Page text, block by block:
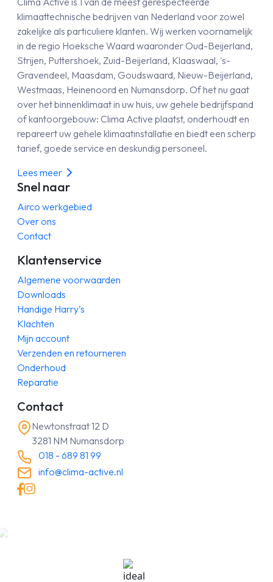
klimaattechnische bedrijven van Nederland voor zowel
zakelijke als particuliere klanten. Wij werken voornamelijk
in de regio Hoeksche Waard waaronder Oud-Beijerland,
Strijen, Puttershoek, Zuid-Beijerland, Klaaswaal, 's-
Gravendeel, Maasdam, Goudswaard, Nieuw-Beijerland,
Westmaas, Heinenoord en Numansdorp. Of het nu gaat
over het binnenklimaat in uw huis, uw gehele bedrijfspand
of kantoorgebouw: Clima Active plaatst, onderhoudt en
repareert uw gehele klimaatinstallatie en biedt een scherp
tarief, goede service en deskundig personeel.
Lees meer
Snel naar
Airco werkgebied
Over ons
Contact
Klantenservice
Algemene voorwaarden
Downloads
Handige Harry’s
Klachten
Mijn account
Verzenden en retourneren
Onderhoud
Reparatie
Contact
Newtonstraat 12 D
3281 NM Numansdorp
018 - 689 81 99
info@clima-active.nl